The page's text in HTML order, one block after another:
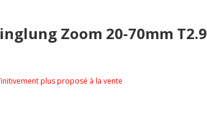
Zoom 20-70mm T2.9
plus proposé à la vente